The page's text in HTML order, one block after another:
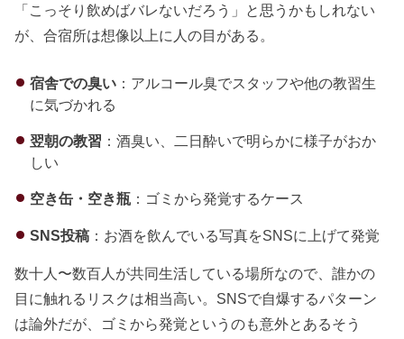
「こっそり飲めばバレないだろう」と思うかもしれない
が、合宿所は想像以上に人の目がある。
宿舎での臭い：アルコール臭でスタッフや他の教習生
に気づかれる
翌朝の教習 ：酒臭い、二日酔いで明らかに様子がおか
しい
空き缶・空き瓶：ゴミから発覚するケース
SNS投稿：お酒を飲んでいる写真をSNSに上げて発覚
数十人〜数百人が共同生活している場所なので、誰かの
目に触れるリスクは相当高い。SNSで自爆するパターン
は論外だが、ゴミから発覚というのも意外とあるそう